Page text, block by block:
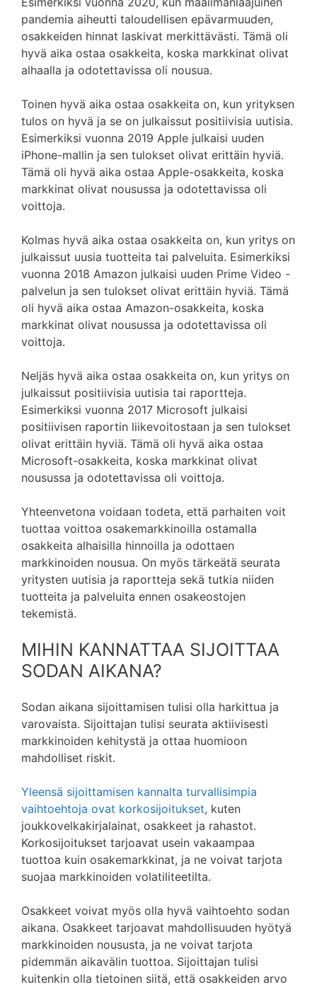
pandemia aiheutti taloudellisen epävarmuuden,
osakkeiden hinnat laskivat merkittävästi. Tämä oli
hyvä aika ostaa osakkeita, koska markkinat olivat
alhaalla ja odotettavissa oli nousua.
Toinen hyvä aika ostaa osakkeita on, kun yrityksen
tulos on hyvä ja se on julkaissut positiivisia uutisia.
Esimerkiksi vuonna 2019 Apple julkaisi uuden
iPhone-mallin ja sen tulokset olivat erittäin hyviä.
Tämä oli hyvä aika ostaa Apple-osakkeita, koska
markkinat olivat nousussa ja odotettavissa oli
voittoja.
Kolmas hyvä aika ostaa osakkeita on, kun yritys on
julkaissut uusia tuotteita tai palveluita. Esimerkiksi
vuonna 2018 Amazon julkaisi uuden Prime Video -
palvelun ja sen tulokset olivat erittäin hyviä. Tämä
oli hyvä aika ostaa Amazon-osakkeita, koska
markkinat olivat nousussa ja odotettavissa oli
voittoja.
Neljäs hyvä aika ostaa osakkeita on, kun yritys on
julkaissut positiivisia uutisia tai raportteja.
Esimerkiksi vuonna 2017 Microsoft julkaisi
positiivisen raportin liikevoitostaan ja sen tulokset
olivat erittäin hyviä. Tämä oli hyvä aika ostaa
Microsoft-osakkeita, koska markkinat olivat
nousussa ja odotettavissa oli voittoja.
Yhteenvetona voidaan todeta, että parhaiten voit
tuottaa voittoa osakemarkkinoilla ostamalla
osakkeita alhaisilla hinnoilla ja odottaen
markkinoiden nousua. On myös tärkeätä seurata
yritysten uutisia ja raportteja sekä tutkia niiden
tuotteita ja palveluita ennen osakeostojen
tekemistä.
MIHIN KANNATTAA SIJOITTAA
SODAN AIKANA?
Sodan aikana sijoittamisen tulisi olla harkittua ja
varovaista. Sijoittajan tulisi seurata aktiivisesti
markkinoiden kehitystä ja ottaa huomioon
mahdolliset riskit.
Yleensä sijoittamisen kannalta turvallisimpia
vaihtoehtoja ovat korkosijoitukset, kuten
joukkovelkakirjalainat, osakkeet ja rahastot.
Korkosijoitukset tarjoavat usein vakaampaa
tuottoa kuin osakemarkkinat, ja ne voivat tarjota
suojaa markkinoiden volatiliteetilta.
Osakkeet voivat myös olla hyvä vaihtoehto sodan
aikana. Osakkeet tarjoavat mahdollisuuden hyötyä
markkinoiden noususta, ja ne voivat tarjota
pidemmän aikavälin tuottoa. Sijoittajan tulisi
kuitenkin olla tietoinen siitä, että osakkeiden arvo